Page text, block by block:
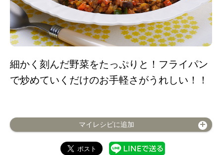
細かく刻んだ野菜をたっぷりと！フライパン
で炒めていくだけのお手軽さがうれしい！！
マイレシピに追加